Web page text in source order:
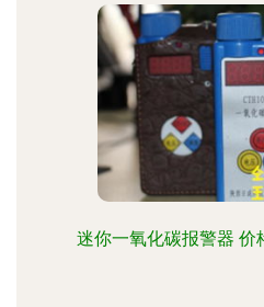
迷你一氧化碳报警器 价